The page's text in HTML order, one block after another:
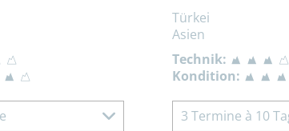
Türkei
Asien
Technik:
Kondition:
3 Termine à 10